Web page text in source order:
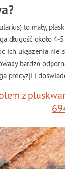
to mały,
długość około 4-
ich ukąszenia nie
bardzo
precyzji i
z